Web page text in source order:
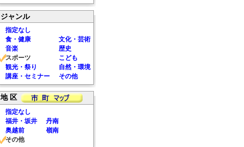
ジャンル
指定なし
食・健康
文化・芸術
音楽
歴史
スポーツ
こども
観光・祭り
自然・環境
講座・セミナー
その他
地 区
指定なし
福井・坂井
丹南
奥越前
嶺南
その他